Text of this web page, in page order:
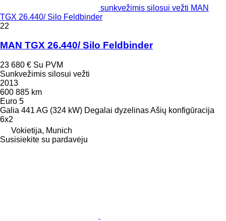
sunkvežimis silosui vežti MAN
TGX 26.440/ Silo Feldbinder
22
MAN TGX 26.440/ Silo Feldbinder
23 680 € Su PVM
Sunkvežimis silosui vežti
2013
600 885 km
Euro 5
Galia 441 AG (324 kW) Degalai dyzelinasAšių konfigūracija
6x2
Vokietija, Munich
Susisiekite su pardavėju